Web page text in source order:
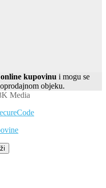
kupovinu i mogu se
objeku.
Media